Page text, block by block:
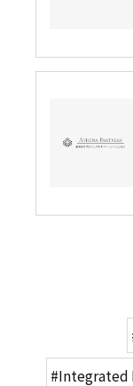
#Integrated